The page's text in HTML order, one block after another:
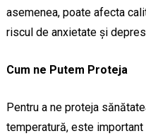
asemenea, poate afecta
riscul de anxietate și
Cum ne Putem Proteja
Pentru a ne proteja
temperatură, este